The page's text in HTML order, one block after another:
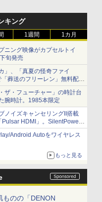
キング
1週間 1カ月
ニング映像がカプセルトイ
旬発売
」、「真夏の怪奇ファイ
葬送のフリーレン」無料配信
配信情報
ザ・フューチャー」の時計台
腕時計。1985本限定
ノイズキャンセリングII搭載
Pulsar HDMI」。SilentPower
Android Autoをワイヤレス
もっと見る
ものの「DENON